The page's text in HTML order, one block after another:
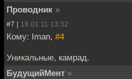
Проводник »
#7 | 19.01.11 13:32
Кому: Iman, #4
Уникальные, камрад.
БудущийМент »